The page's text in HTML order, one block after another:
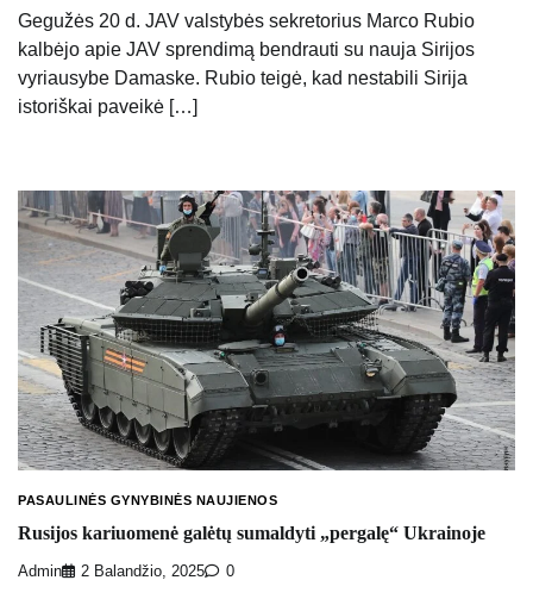
Gegužės 20 d. JAV valstybės sekretorius Marco Rubio
kalbėjo apie JAV sprendimą bendrauti su nauja Sirijos
vyriausybe Damaske. Rubio teigė, kad nestabili Sirija
istoriškai paveikė […]
PASAULINĖS GYNYBINĖS NAUJIENOS
Rusijos kariuomenė galėtų sumaldyti „pergalę“ Ukrainoje
Admin 2 Balandžio, 2025 0